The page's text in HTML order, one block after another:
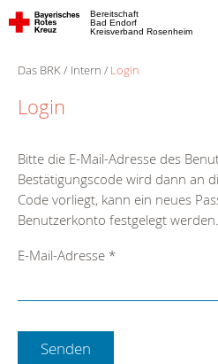
Bereitschaft
Bad Endorf
Kreisverband Rosenheim
Das BRK Intern Login
Login
Bitte die E-Mail-Adresse des
Bestätigungscode wird dann an
Code vorliegt, kann ein neues
Benutzerkonto festgelegt werden.
E-Mail-Adresse *
Senden